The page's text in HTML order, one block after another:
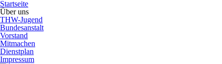
Startseite
Über uns
THW-Jugend
Bundesanstalt
Vorstand
Mitmachen
Dienstplan
Impressum